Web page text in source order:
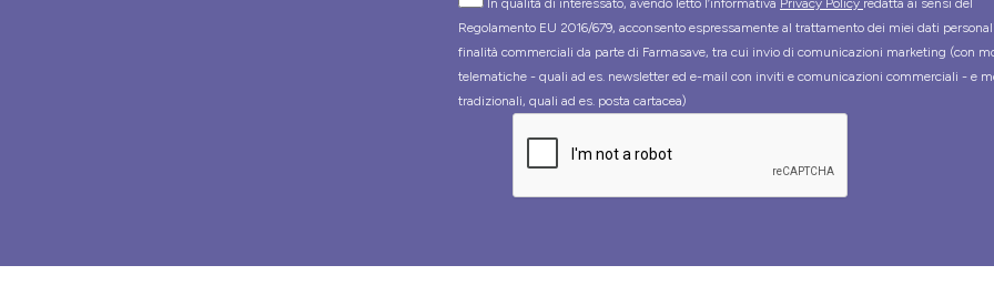
Regolamento EU 2016/679, acconsento espressamente al trattamento dei miei dati
finalità commerciali da parte di Farmasave, tra cui invio di comunicazioni marketing (con
telematiche - quali ad es. newsletter ed e-mail con inviti e comunicazioni commerciali - e
tradizionali, quali ad es. posta cartacea)